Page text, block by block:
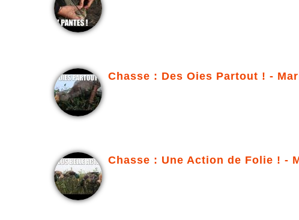
Chasse : Des Oies Partout ! -
Chasse : Une Action de Folie ! -